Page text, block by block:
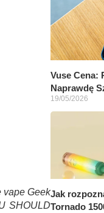
Vuse Cena:
Naprawdę
19/05/2026
Jak
Tornado
vape Geek
SHOULD